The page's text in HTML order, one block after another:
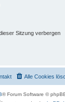
Sitzung verbergen
Alle Cookies
® Forum Software ©